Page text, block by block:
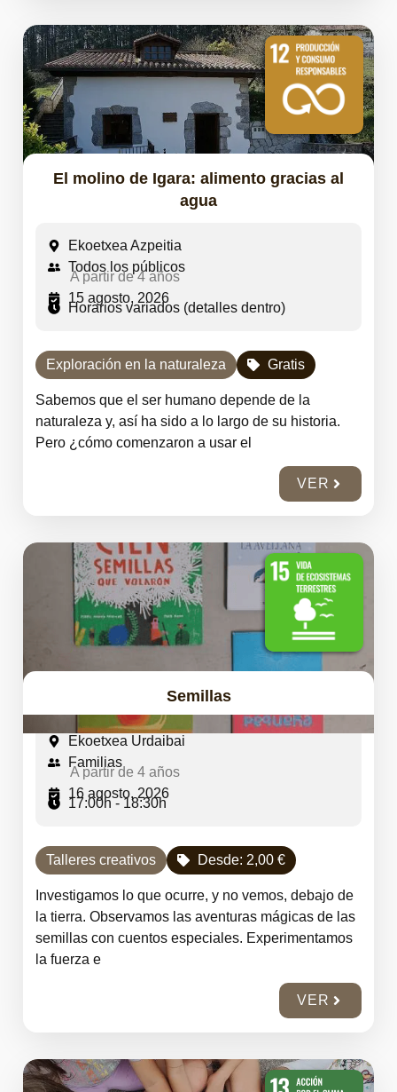
El molino de Igara: alimento gracias al
agua
Ekoetxea Azpeitia
Todos los públicos
A partir de 4 años
15 agosto, 2026
Horarios variados (detalles dentro)
Exploración en la naturaleza Gratis
Sabemos que el ser humano depende de la
naturaleza y, así ha sido a lo largo de su historia.
Pero ¿cómo comenzaron a usar el
VER
Semillas
Ekoetxea Urdaibai
Familias
A partir de 4 años
16 agosto, 2026
17:00h - 18:30h
Talleres creativos Desde: 2,00 €
Investigamos lo que ocurre, y no vemos, debajo de
la tierra. Observamos las aventuras mágicas de las
semillas con cuentos especiales. Experimentamos
la fuerza e
VER